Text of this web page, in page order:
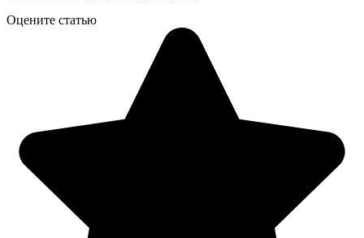
Оцените статью